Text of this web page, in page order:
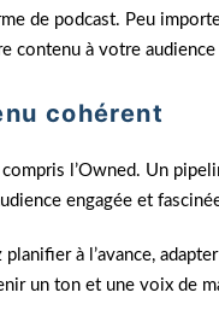
de podcast. Peu
contenu à votre audience
cohérent
l’Owned. Un
engagée et
à l’avance,
un ton et une voix de